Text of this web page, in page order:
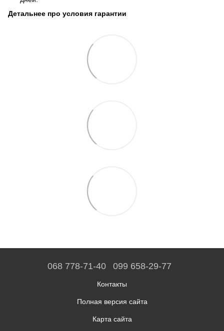
Детальнее про условия гарантии
068 778-71-40 099 658-29-77
Контакты
Полная версия сайта
Карта сайта